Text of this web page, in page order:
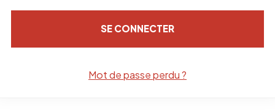
SE CONNECTER
Mot de passe perdu ?